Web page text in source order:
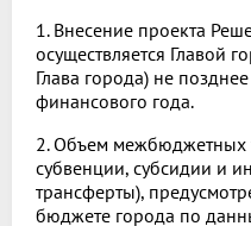
1. Внесение проекта
осуществляется Главой
Глава города) не
финансового года.
2. Объем межбюджетных
субвенции, субсидии и
трансферты),
бюджете города по